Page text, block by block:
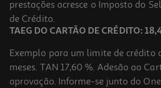
prestações acresce o Imposto do
de Crédito.
TAEG DO CARTÃO DE CRÉDITO:
Exemplo para um limite de crédito
meses. TAN 17,60 %. Adesão ao
aprovação. Informe-se junto do